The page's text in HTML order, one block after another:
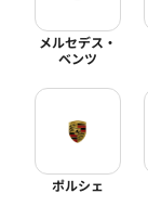
メルセデス・
ベンツ
ポルシェ